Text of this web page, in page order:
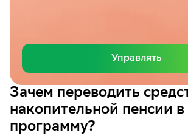
Управлять
Зачем переводить
накопительной пенсии в
программу?